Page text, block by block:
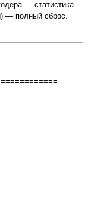
— статистика
— полный сброс.